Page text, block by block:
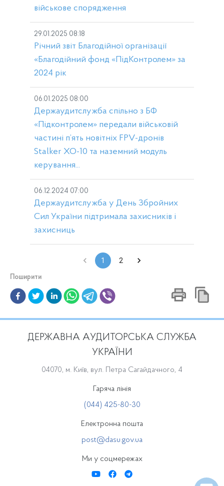
військове спорядження
29.01.2025 08:18
Річний звіт Благодійної організації
«Благодійний фонд «ПідКонтролем» за
2024 рік
06.01.2025 08:00
Держаудитслужба спільно з БФ
«Підконтролем» передали військовій
частині п’ять новітніх FPV-дронів
Stalker XO-10 та наземний модуль
керування...
06.12.2024 07:00
Держаудитслужба у День Збройних
Сил України підтримала захисників і
захисниць
1 2
Поширити
ДЕРЖАВНА АУДИТОРСЬКА СЛУЖБА
УКРАЇНИ
04070, м. Київ, вул. Петра Сагайдачного, 4
Гаряча лінія
(044) 425-80-30
Електронна пошта
post@dasu.gov.ua
Ми у соцмережах